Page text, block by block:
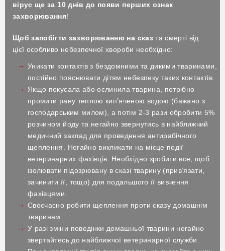
вірус ще за 10 днів до появи перших ознак
захворювання!
Щоб запобігти захворюванню на сказта смерті від
цієї особливо небезпечної хвороби необхідно:
Уникати контактів з бездомними та дикими тваринами,
постійно пояснювати дітям небезпеку таких контактів.
Якщо покусала або ослинила тварина, потрібно
промити рану теплою кип’яченою водою (бажано з
господарським милом), а потім 2-3 рази обробити 5%
розчином йоду та негайно звернутись в найближчий
медичний заклад для проведення антирабічного
щеплення. Негайно викликати на місце події
ветеринарних фахівців. Необхідно зробити все, щоб
ізолювати підозрювану в сказі тварину (прив’язати,
зачинити її, тощо) для подальшого її вивчення
фахівцями.
Своєчасно робити щеплення проти сказу домашнім
тваринам.
У разі зміни поведінки домашньої тварини негайно
звертайтесь до найближчої ветеринарної служби.